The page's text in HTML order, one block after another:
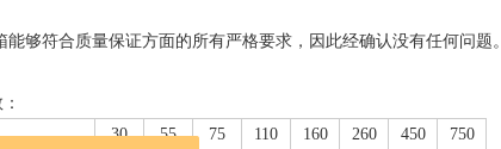
够符合质量保证方面的所有严格要求，因此经确认没有任何问题。
30 55 75 110 160 260 450 750